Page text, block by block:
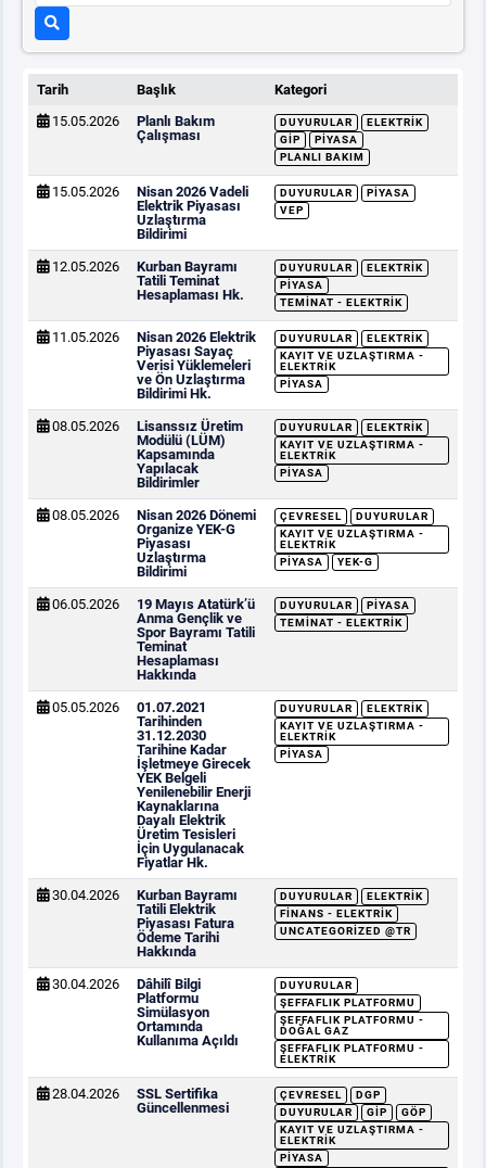
DUYURULAR
BT HİZMET YÖNETİM SİSTEMİ POLİTİKAMIZ
Tarih Başlık
Kategori
15.05.2026
Planlı Bakım
Çalışması
DUYURULAR
ELEKTRIK
GİP
PIYASA
PLANLI BAKIM
15.05.2026
Nisan 2026 Vadeli
Elektrik Piyasası
Uzlaştırma
Bildirimi
DUYURULAR
PIYASA
VEP
12.05.2026
Kurban Bayramı
Tatili Teminat
Hesaplaması Hk.
DUYURULAR
ELEKTRIK
PIYASA
TEMINAT - ELEKTRIK
11.05.2026
Nisan 2026 Elektrik
Piyasası Sayaç
Verisi Yüklemeleri
ve Ön Uzlaştırma
Bildirimi Hk.
DUYURULAR
ELEKTRIK
KAYIT VE UZLAŞTIRMA -
ELEKTRIK
PIYASA
08.05.2026
Lisanssız Üretim
Modülü (LÜM)
Kapsamında
Yapılacak
Bildirimler
DUYURULAR
ELEKTRIK
KAYIT VE UZLAŞTIRMA -
ELEKTRIK
PIYASA
08.05.2026
Nisan 2026 Dönemi
Organize YEK-G
Piyasası
Uzlaştırma
Bildirimi
ÇEVRESEL
DUYURULAR
KAYIT VE UZLAŞTIRMA -
ELEKTRIK
PIYASA
YEK-G
06.05.2026
19 Mayıs Atatürk’ü
Anma Gençlik ve
Spor Bayramı Tatili
Teminat
Hesaplaması
Hakkında
DUYURULAR
PIYASA
TEMINAT - ELEKTRIK
05.05.2026
01.07.2021
Tarihinden
31.12.2030
Tarihine Kadar
İşletmeye Girecek
YEK Belgeli
Yenilenebilir Enerji
Kaynaklarına
Dayalı Elektrik
Üretim Tesisleri
İçin Uygulanacak
Fiyatlar Hk.
DUYURULAR
ELEKTRIK
KAYIT VE UZLAŞTIRMA -
ELEKTRIK
PIYASA
30.04.2026
Kurban Bayramı
Tatili Elektrik
Piyasası Fatura
Ödeme Tarihi
Hakkında
DUYURULAR
ELEKTRIK
FINANS - ELEKTRIK
UNCATEGORIZED @TR
30.04.2026
Dâhilî Bilgi
Platformu
Simülasyon
Ortamında
Kullanıma Açıldı
DUYURULAR
ŞEFFAFLIK PLATFORMU
ŞEFFAFLIK PLATFORMU -
DOĞAL GAZ
ŞEFFAFLIK PLATFORMU -
ELEKTRIK
28.04.2026
SSL Sertifika
Güncellenmesi
ÇEVRESEL
DGP
DUYURULAR
GİP
GÖP
KAYIT VE UZLAŞTIRMA -
ELEKTRIK
PIYASA